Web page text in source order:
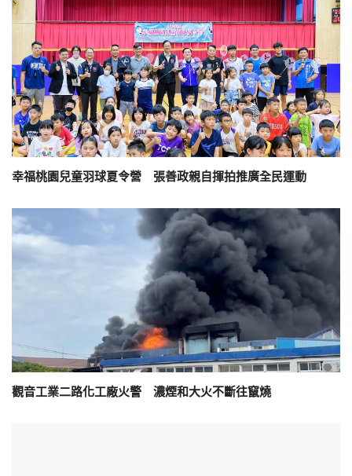
幸福桃園兒童羽球夏令營 張善政親自揮拍推廣全民運動
觀音工業二路化工廠火警 濃煙和大火不斷往竄燒